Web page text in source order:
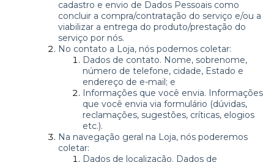
cadastro e envio de Dados Pessoais como
concluir a compra/contratação do serviço e/ou a
viabilizar a entrega do produto/prestação do
serviço por nós.
No contato a Loja, nós podemos coletar:
Dados de contato. Nome, sobrenome,
número de telefone, cidade, Estado e
endereço de e-mail; e
Informações que você envia. Informações
que você envia via formulário (dúvidas,
reclamações, sugestões, críticas, elogios
etc.).
Na navegação geral na Loja, nós poderemos
coletar:
Dados de localização. Dados de